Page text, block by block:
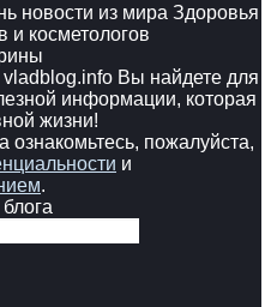
новости из мира Здоровья
и косметологов
Вы найдете для
информации, которая
жизни!
ознакомьтесь, пожалуйста,
и
.